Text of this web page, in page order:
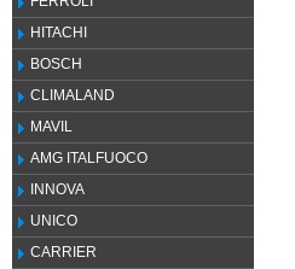
HITACHI
BOSCH
CLIMALAND
MAVIL
AMG ITALFUOCO
INNOVA
UNICO
CARRIER